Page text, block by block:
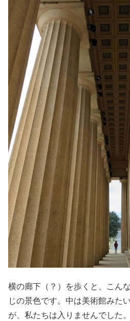
横の廊下（？）を歩くと、こん
じの景色です。中は美術館みた
が、私たちは入りませんでした